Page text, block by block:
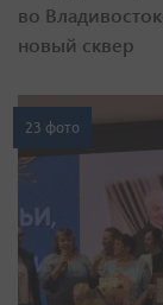
во
новый сквер
23 фото